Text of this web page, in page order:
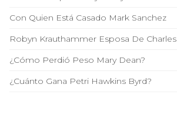
Con Quien Está Casado Mark Sanchez
Robyn Krauthammer Esposa De Charles
¿Cómo Perdió Peso Mary Dean?
¿Cuánto Gana Petri Hawkins Byrd?